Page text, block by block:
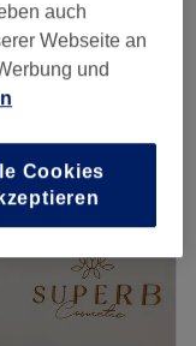
|
09:00–17:30
08:00–20:00
08:00–17:30
08:00–20:00
09:00 –19:00
10:00–17:00
auch
Webseite an
und
Cookies